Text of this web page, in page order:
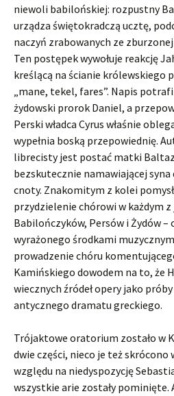
niewoli babilońskiej: rozpustny
urządza świętokradczą ucztę,
naczyń zrabowanych ze
Ten postępek wywołuje reakcję
kreślącą na ścianie królewskiego
„mane, tekel, fares”. Napis
żydowski prorok Daniel, a
Perski władca Cyrus właśnie
wypełnia boską przepowiednię.
librecisty jest postać matki
bezskutecznie namawiającej
cnoty. Znakomitym z kolei
przydzielenie chórowi w każdym z
Babilończyków, Persów i Żydów
wyrażonego środkami
prowadzenie chóru
Kamińskiego dowodem na to, że
wiecznych źródeł opery jako
antycznego dramatu greckiego.
Trójaktowe oratorium zostało w
dwie części, nieco je też skrócono
względu na niedyspozycję
wszystkie arie zostały pominięte.